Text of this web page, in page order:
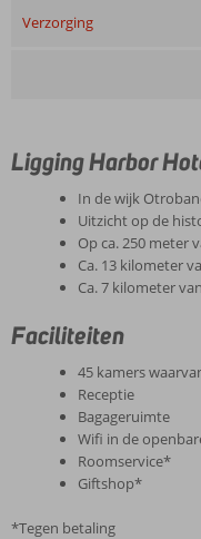
Verzorging
Ligging Harbor
In de wijk
Uitzicht op de
Op ca. 250 meter
Ca. 13 kilometer
Ca. 7 kilometer
Faciliteiten
45 kamers
Receptie
Bagageruimte
Wifi in de
Roomservice*
Giftshop*
*Tegen betaling